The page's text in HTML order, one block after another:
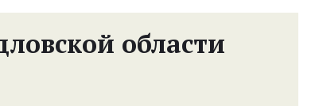
области